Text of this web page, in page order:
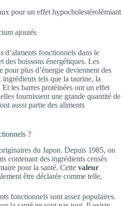
pour un effet hypocholestérolémiant
ajoutés
d’aliments fonctionnels dans le
des boissons énergétiques. Les
pour plus d’énergie deviennent des
tels que la taurine, la
les barres protéinées ont un effet
fournissent une grande quantité de
aussi partie des aliments
?
du Japon. Depuis 1985, on
contenant des ingrédients censés
pour la santé. Cette valeur
être déclarée comme telle.
fonctionnels sont assez populaires.